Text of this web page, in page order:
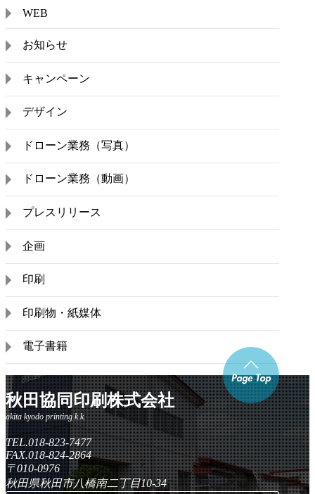
WEB
お知らせ
キャンペーン
デザイン
ドローン業務（写真）
ドローン業務（動画）
プレスリリース
企画
印刷
印刷物・紙媒体
電子書籍
秋田協同印刷株式会社
TEL.018-823-7477
FAX.018-824-2864
〒010-0976
秋田県秋田市八橋南二丁目10-34